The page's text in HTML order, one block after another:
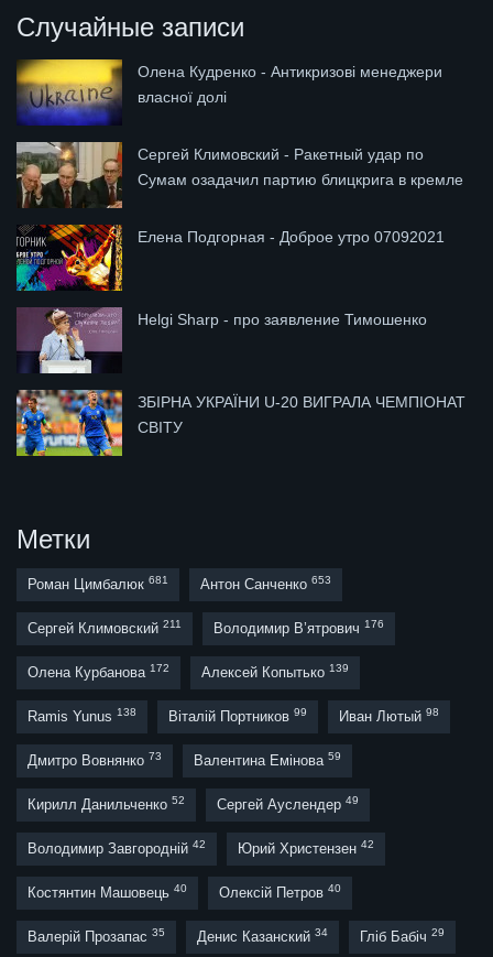
Случайные записи
Олена Кудренко - Антикризові менеджери
власної долі
Сергей Климовский - Ракетный удар по
Сумам озадачил партию блицкрига в кремле
Елена Подгорная - Доброе утро 07092021
Helgi Sharp - про заявление Тимошенко
ЗБІРНА УКРАЇНИ U-20 ВИГРАЛА ЧЕМПІОНАТ
СВІТУ
Метки
Роман Цимбалюк 681 Антон Санченко 653
Сергей Климовский 211 Володимир В’ятрович 176
Олена Курбанова 172 Алексей Копытько 139
Ramis Yunus 138 Віталій Портников 99 Иван Лютый 98
Дмитро Вовнянко 73 Валентина Емінова 59
Кирилл Данильченко 52 Сергей Ауслендер 49
Володимир Завгородній 42 Юрий Христензен 42
Костянтин Машовець 40 Олексій Петров 40
Валерій Прозапас 35 Денис Казанский 34 Гліб Бабіч 29